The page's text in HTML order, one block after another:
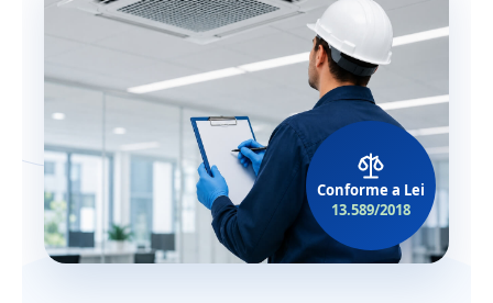
Conforme a Lei
13.589/2018